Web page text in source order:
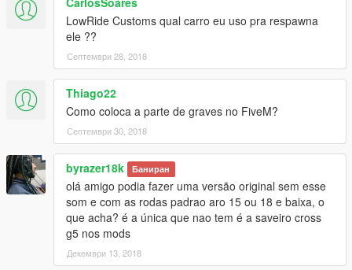
LowRide Customs qual carro eu uso pra respawna
ele ??
Септември 28, 2018
Thiago22
Como coloca a parte de graves no FiveM?
Септември 30, 2018
byrazer18k Баниран
olá amigo podia fazer uma versão original sem esse
som e com as rodas padrao aro 15 ou 18 e baixa, o
que acha? é a única que nao tem é a saveiro cross
g5 nos mods
Декември 13, 2018